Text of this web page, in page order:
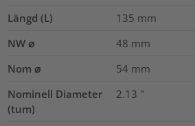
Längd (L) 135 mm
NW ⌀
48 mm
Nom ⌀
54 mm
Nominell Diameter
(tum)
2.13 "